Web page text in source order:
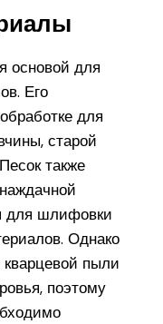
основой для
Его
для
старой
также
для шлифовки
Однако
пыли
поэтому